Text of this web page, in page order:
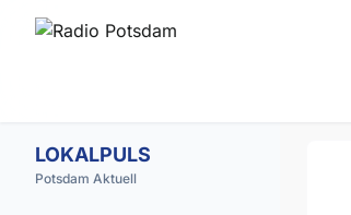
LOKALPULS
Potsdam Aktuell